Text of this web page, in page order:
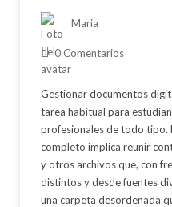
Maria
0 Comentarios
Gestionar documentos
tarea habitual para
profesionales de todo tipo.
completo implica reunir
y otros archivos que, con
distintos y desde fuentes
una carpeta desordenada